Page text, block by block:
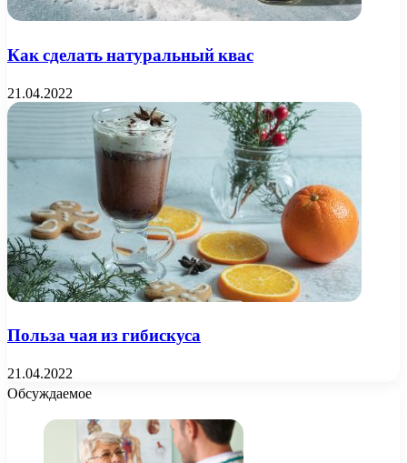
Как сделать натуральный квас
21.04.2022
Польза чая из гибискуса
21.04.2022
Обсуждаемое